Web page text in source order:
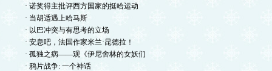
· 诺奖得主批评西方国家的挺哈运动
· 当胡适遇上哈马斯
· 以巴冲突与有思考的立场
· 安息吧，法国作家米兰·昆德拉！
· 孤独之病——观《伊尼舍林的女妖们
· 鸦片战争: 一个神话